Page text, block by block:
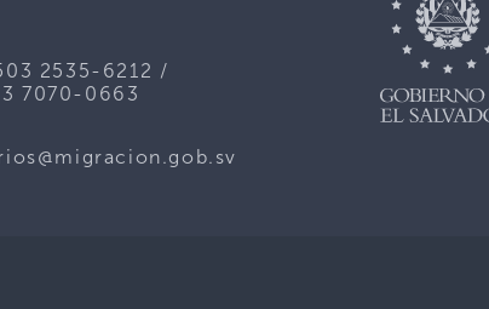
2535-6212 /
7070-0663